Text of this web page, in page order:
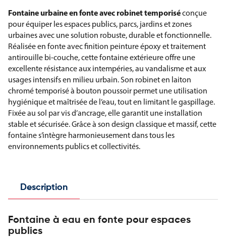
Fontaine urbaine en fonte avec robinet temporiséconçue
pour équiper les espaces publics, parcs, jardins et zones
urbaines avec une solution robuste, durable et fonctionnelle.
Réalisée en fonte avec finition peinture époxy et traitement
antirouille bi-couche, cette fontaine extérieure offre une
excellente résistance aux intempéries, au vandalisme et aux
usages intensifs en milieu urbain. Son robinet en laiton
chromé temporisé à bouton poussoir permet une utilisation
hygiénique et maîtrisée de l’eau, tout en limitant le gaspillage.
Fixée au sol par vis d’ancrage, elle garantit une installation
stable et sécurisée. Grâce à son design classique et massif, cette
fontaine s’intègre harmonieusement dans tous les
environnements publics et collectivités.
Description
Fontaine à eau en fonte pour espaces
publics